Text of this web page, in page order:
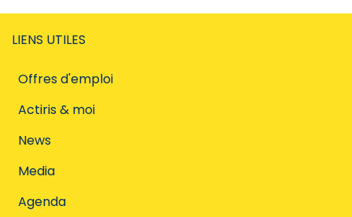
LIENS UTILES
Offres d'emploi
Actiris & moi
News
Media
Agenda